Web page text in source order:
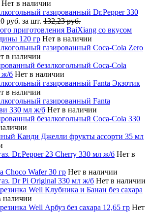
Нет в наличии
газированный Dr.Pepper 330
руб. за шт. 132,23 руб.
приготовления BaiXiang со вкусом
120 гр Нет в наличии
газированный Coca-Cola Zero
в наличии
безалкогольный Coca-Cola
ж/б Нет в наличии
газированный Fanta Экзотик
в наличии
газированный Fanta
330 мл ж/б Нет в наличии
безалкогольный Coca-Cola 330
Канди Джелли фрукты ассорти 35 мл
Dr.Pepper 23 Cherry 330 мл ж/б Нет в
Choco Wafer 30 гр Нет в наличии
Dr Pi Original 330 мл ж/б Нет в наличии
Well Клубника и Банан без сахара
наличии
Well Арбуз без сахара 12,65 гр Нет